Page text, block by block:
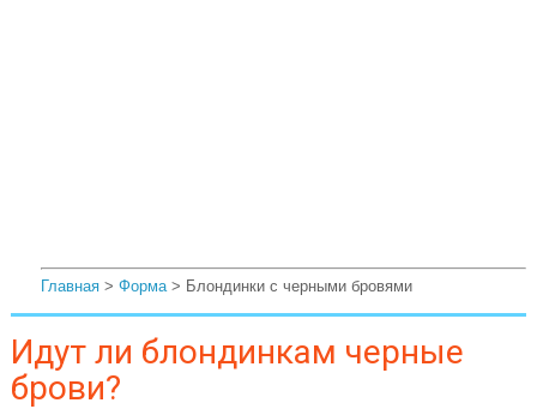
Главная> Форма> Блондинки с черными бровями
Идут ли блондинкам черные
брови?